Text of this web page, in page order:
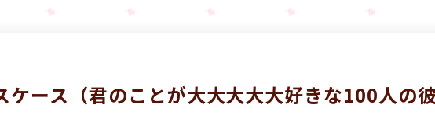
ケース（君のことが大大大大大好きな100人の彼